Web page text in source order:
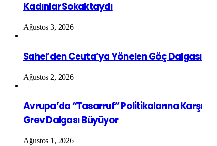
Kadınlar Sokaktaydı
Ağustos 3, 2026
Sahel’den Ceuta’ya Yönelen Göç Dalgası
Ağustos 2, 2026
Avrupa’da “Tasarruf” Politikalarına Karşı
Grev Dalgası Büyüyor
Ağustos 1, 2026